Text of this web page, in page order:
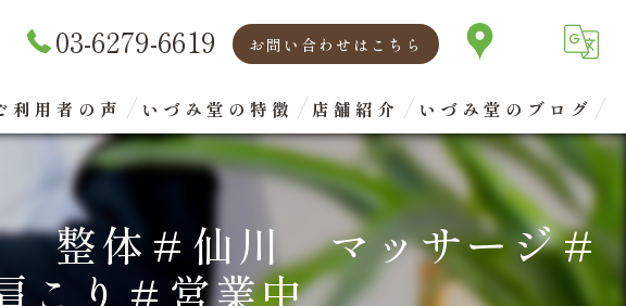
03-6279-6619 お問い合わせはこちら
利用者の声 いづみ堂の特徴
腰痛
肩こり
店舗紹介
代表あいさつ
いづみ堂のブログ
整体＃仙川 マッサージ＃
こり＃営業中